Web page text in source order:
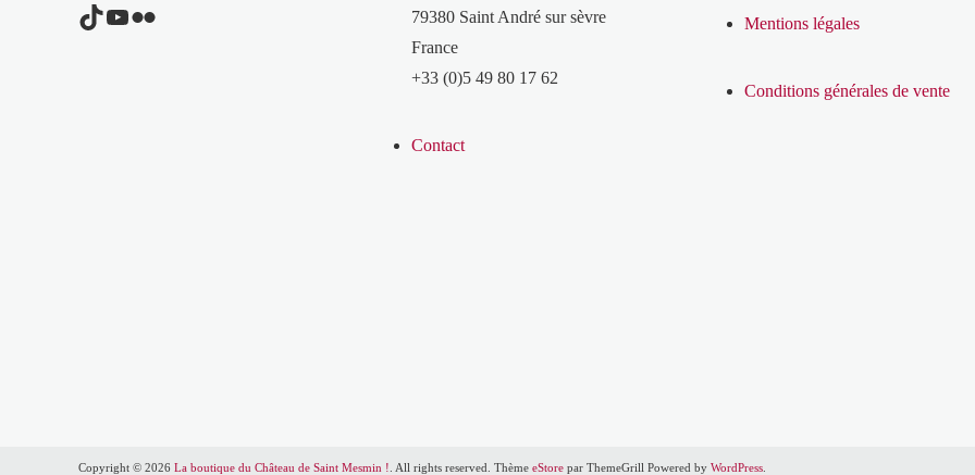
TikTok
YouTube
Flickr
79380 Saint André sur sèvre
France
+33 (0)5 49 80 17 62
Contact
Mentions légales
Conditions générales de vente
Copyright © 2026 La boutique du Château de Saint Mesmin ! . All rights reserved. Thème eStore par ThemeGrill Powered by WordPress